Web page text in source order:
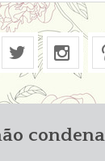
condena